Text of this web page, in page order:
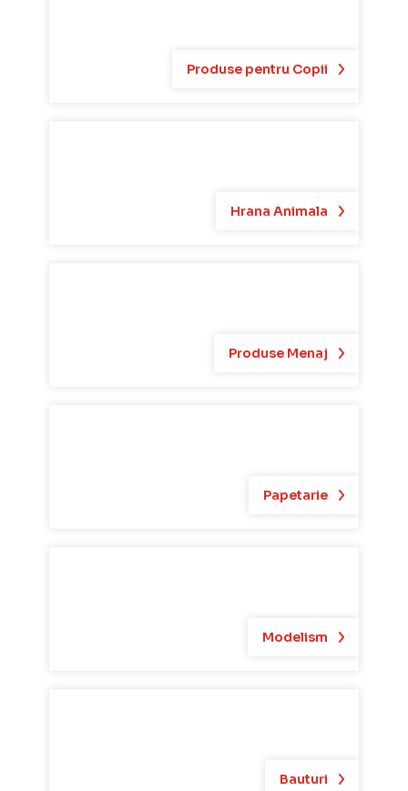
Produse pentru Copii
Hrana Animala
Produse Menaj
Papetarie
Modelism
Bauturi